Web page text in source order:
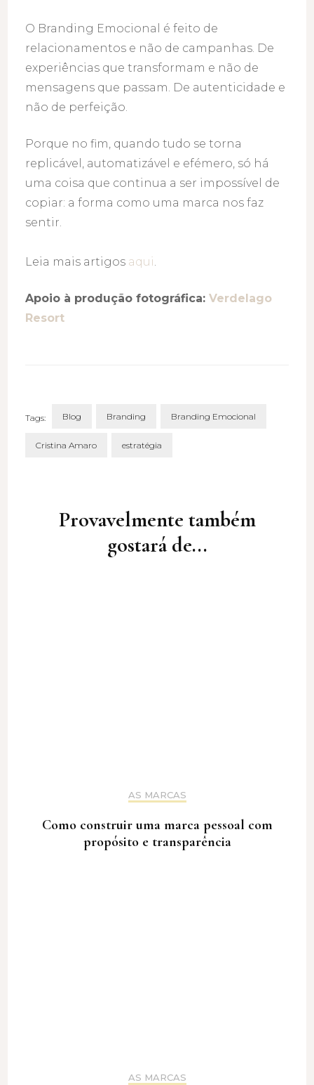
O Branding Emocional é feito de
relacionamentos e não de campanhas. De
experiências que transformam e não de
mensagens que passam. De autenticidade e
não de perfeição.
Porque no fim, quando tudo se torna
replicável, automatizável e efémero, só há
uma coisa que continua a ser impossível de
copiar: a forma como uma marca nos faz
sentir.
Leia mais artigos aqui.
Apoio à produção fotográfica:Verdelago
Resort
Tags: Blog Branding Branding Emocional
Cristina Amaro estratégia
Provavelmente também
gostará de...
AS MARCAS
Como construir uma marca pessoal com
propósito e transparência
AS MARCAS